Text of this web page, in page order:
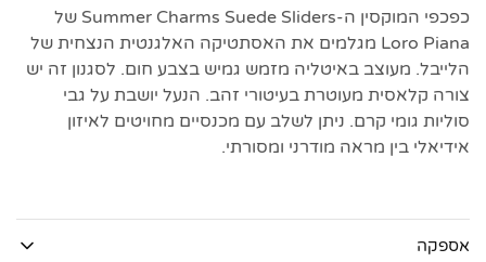
כפכפי המוקסין ה-Summer Charms Suede Sliders של
Loro Piana מגלמים את האסתטיקה האלגנטית הנצחית של
הלייבל. מעוצב באיטליה מזמש גמיש בצבע חום. לסגנון זה יש
צורה קלאסית מעוטרת בעיטורי זהב. הנעל יושבת על גבי
סוליות גומי קרם. ניתן לשלב עם מכנסיים מחויטים לאיזון
אידיאלי בין מראה מודרני ומסורתי.
אספקה